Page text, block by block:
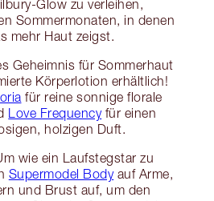
Glow zu verleihen,
Sommermonaten, in denen
mehr Haut zeigst.
Geheimnis für Sommerhaut
Körperlotion erhältlich!
für reine sonnige florale
Love Frequencyfür einen
holzigen Duft.
wie ein Laufstegstar zu
Supermodel Bodyauf Arme,
und Brust auf, um den